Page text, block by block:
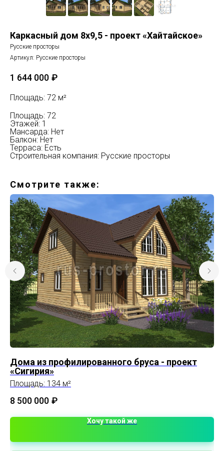
Каркасный дом 8х9,5 - проект «Хайтайское»
Русские просторы
Артикул: Русские просторы
1 644 000 ₽
Площадь: 72 м²
Площадь: 72
Этажей: 1
Мансарда: Нет
Балкон: Нет
Терраса: Есть
Строительная компания: Русские просторы
Смотрите также:
Дома из профилированного бруса - проект
«Сигирия»
Площадь: 134 м²
8 500 000 ₽
Хочу такой же